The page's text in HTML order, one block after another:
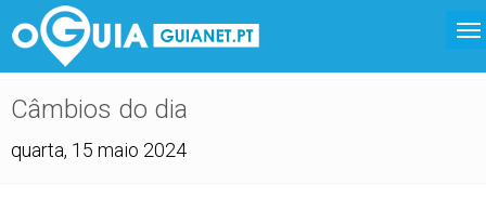
Câmbios do dia
quarta, 15 maio 2024